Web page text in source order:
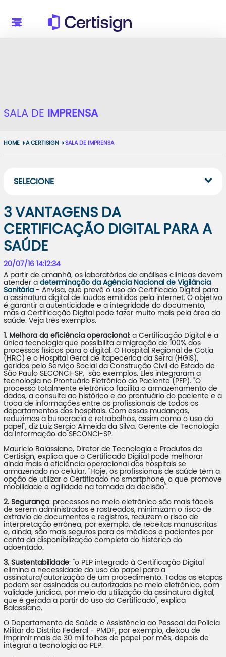
SALA DE IMPRENSA
HOME A CERTISIGN SALA DE IMPRENSA
SELECIONE
3 VANTAGENS DA
CERTIFICAÇÃO DIGITAL PARA A
SAÚDE
20/07/16 14:12:34
A partir de amanhã, os laboratórios de análises clínicas devem
atender adeterminação da Agência Nacional de Vigilância
Sanitária- Anvisa, que prevê o uso do Certificado Digital para
a assinatura digital de laudos emitidos pela internet. O objetivo
é garantir a autenticidade e a integridade do documento,
mas a Certificação Digital pode fazer muito mais pela área da
saúde. Veja três exemplos.
1. Melhora da eficiência operacional : a Certificação Digital é a
única tecnologia que possibilita a migração de 100% dos
processos físicos para o digital. O Hospital Regional de Cotia
(HRC) e o Hospital Geral de Itapecerica da Serra (HGIS),
geridos pelo Serviço Social da Construção Civil do Estado de
São Paulo SECONCI-SP, são exemplos. Eles integraram a
tecnologia no Prontuário Eletrônico do Paciente (PEP). "O
processo totalmente eletrônico facilita o armazenamento de
dados, a consulta ao histórico e ao prontuário do paciente e a
troca de informações entre os profissionais de todos os
departamentos dos hospitais. Com essas mudanças,
reduzimos a burocracia e retrabalhos, assim como o uso do
papel", diz Luiz Sergio Almeida da Silva, Gerente de Tecnologia
da Informação do SECONCI-SP.
Mauricio Balassiano, Diretor de Tecnologia e Produtos da
Certisign, explica que o Certificado Digital pode melhorar
ainda mais a eficiência operacional dos hospitais se
armazenado no celular. "Hoje, os profissionais de saúde têm a
opção de utilizar o Certificado no smartphone, o que promove
mobilidade e agilidade na tomada da decisão".
2. Segurança: processos no meio eletrônico são mais fáceis
de serem administrados e rastreados, minimizam o risco de
extravio de documentos e registros, reduzem o risco de
interpretação errônea, por exemplo, de receitas manuscritas
e, ainda, são mais seguros para os médicos e pacientes por
conta da disponibilização completa do histórico do
adoentado.
3. Sustentabilidade: "o PEP integrado à Certificação Digital
elimina a necessidade do uso do papel para a
assinatura/autorização de um procedimento. Todas as etapas
podem ser assinadas ou autorizadas no meio eletrônico, com
validade jurídica, por meio da utilização da assinatura digital,
que é gerada a partir do uso do Certificado", explica
Balassiano.
O Departamento de Saúde e Assistência ao Pessoal da Polícia
Militar do Distrito Federal - PMDF, por exemplo, deixou de
imprimir mais de 30 mil folhas de papel por mês, depois de
integrar a tecnologia ao PEP.